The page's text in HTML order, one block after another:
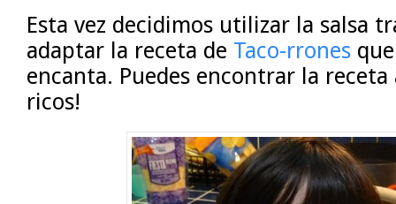
Esta vez decidimos utilizar la salsa
adaptar la receta de Taco-rrones
encanta. Puedes encontrar la receta
ricos!